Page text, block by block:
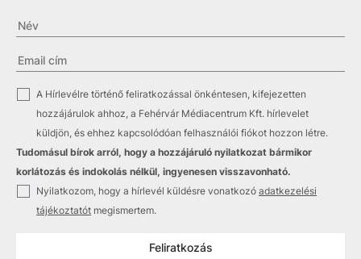
A Hírlevélre történő feliratkozással önkéntesen, kifejezetten
hozzájárulok ahhoz, a Fehérvár Médiacentrum Kft. hírlevelet
küldjön, és ehhez kapcsolódóan felhasználói fiókot hozzon létre.
Tudomásul bírok arról, hogy a hozzájáruló nyilatkozat bármikor
korlátozás és indokolás nélkül, ingyenesen visszavonható.
Nyilatkozom, hogy a hírlevél küldésre vonatkozó adatkezelési
tájékoztatót megismertem.
Feliratkozás